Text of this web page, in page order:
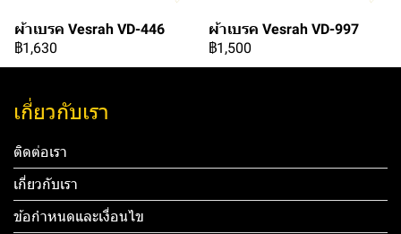
ผ้าเบรค Vesrah VD-446
฿1,630
ผ้าเบรค Vesrah VD-997
฿1,500
เกี่ยวกับเรา
ติดต่อเรา
เกี่ยวกับเรา
ข้อกำหนดและเงื่อนไข